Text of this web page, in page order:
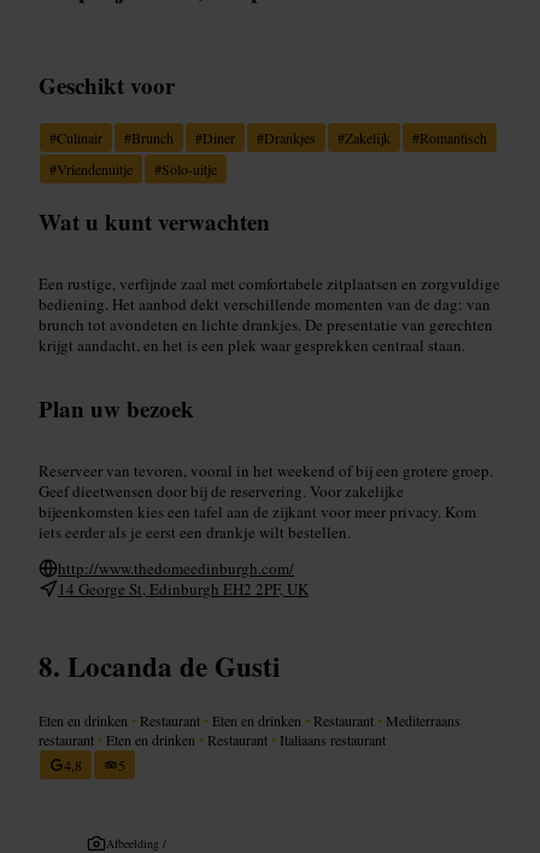
Geschikt voor
#Culinair #Brunch #Diner #Drankjes #Zakelijk #Romantisch
#Vriendenuitje #Solo-uitje
Wat u kunt verwachten
Een rustige, verfijnde zaal met comfortabele zitplaatsen en zorgvuldige
bediening. Het aanbod dekt verschillende momenten van de dag: van
brunch tot avondeten en lichte drankjes. De presentatie van gerechten
krijgt aandacht, en het is een plek waar gesprekken centraal staan.
Plan uw bezoek
Reserveer van tevoren, vooral in het weekend of bij een grotere groep.
Geef dieetwensen door bij de reservering. Voor zakelijke
bijeenkomsten kies een tafel aan de zijkant voor meer privacy. Kom
iets eerder als je eerst een drankje wilt bestellen.
http://www.thedomeedinburgh.com/
14 George St, Edinburgh EH2 2PF, UK
Locanda de Gusti
Eten en drinken • Restaurant • Eten en drinken • Restaurant • Mediterraans
restaurant • Eten en drinken • Restaurant • Italiaans restaurant
4,8
5
Afbeelding /